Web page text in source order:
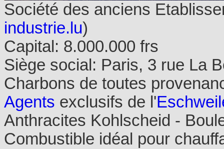
Société des anciens
industrie.lu)
Capital: 8.000.000 frs
Siège social: Paris, 3 rue La
Charbons de toutes
Agents exclusifs de l'
Anthracites Kohlscheid -
Combustible idéal pour